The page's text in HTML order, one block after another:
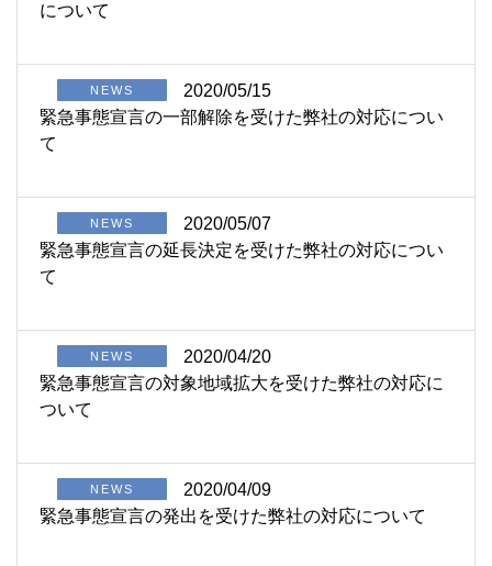
について
NEWS
2020/05/15
緊急事態宣言の一部解除を受けた弊社の対応につい
て
NEWS
2020/05/07
緊急事態宣言の延長決定を受けた弊社の対応につい
て
NEWS
2020/04/20
緊急事態宣言の対象地域拡大を受けた弊社の対応に
ついて
NEWS
2020/04/09
緊急事態宣言の発出を受けた弊社の対応について